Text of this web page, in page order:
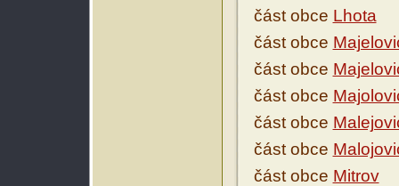
část obce Lhota
část obce
část obce
část obce
část obce
část obce
část obce Mitrov